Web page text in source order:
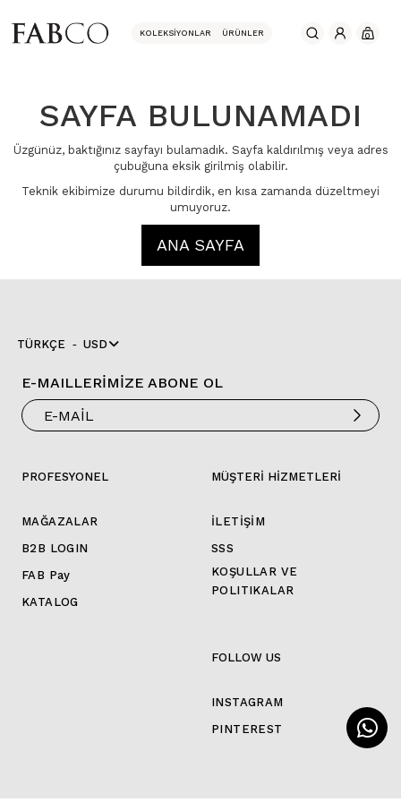
KOLEKSIYONLAR ÜRÜNLER 0
SAYFA BULUNAMADI
Üzgünüz, baktığınız sayfayı bulamadık. Sayfa kaldırılmış veya adres
çubuğuna eksik girilmiş olabilir.
Teknik ekibimize durumu bildirdik, en kısa zamanda düzeltmeyi
umuyoruz.
ANA SAYFA
TÜRKÇE USD
E-MAILLERİMİZE ABONE OL
PROFESYONEL
MAĞAZALAR
B2B LOGIN
FAB Pay
KATALOG
MÜŞTERİ HİZMETLERİ
İLETİŞİM
SSS
KOŞULLAR VE
POLITIKALAR
FOLLOW US
INSTAGRAM
PINTEREST